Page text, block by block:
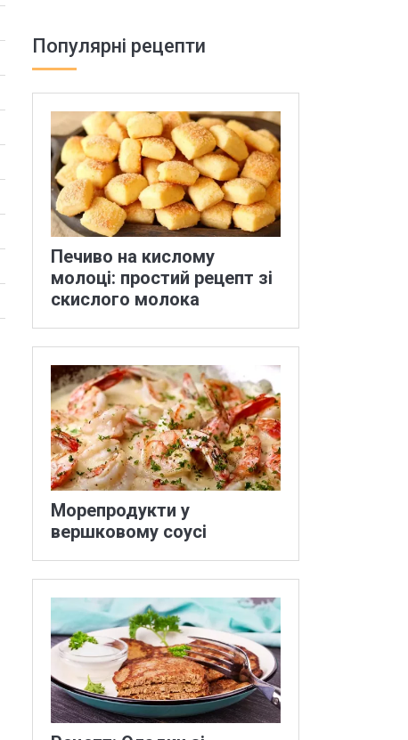
Популярні рецепти
Печиво на кислому
молоці: простий рецепт зі
скислого молока
Морепродукти у
вершковому соусі